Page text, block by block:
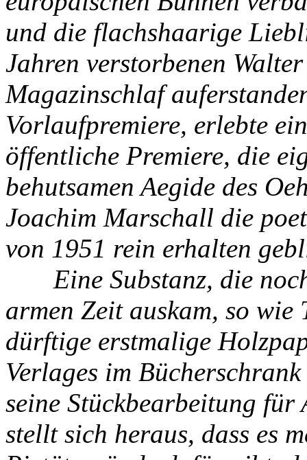
und die flachshaarige
Jahren verstorbenen
Magazinschlaf
Vorlaufpremiere, erlebte
öffentliche Premiere, die
behutsamen Aegide des
Joachim Marschall die
von 1951 rein erhalten
Eine Substanz, die
armen Zeit auskam, so wie
dürftige erstmalige
Verlages im
seine Stückbearbeitung
stellt sich heraus, dass es